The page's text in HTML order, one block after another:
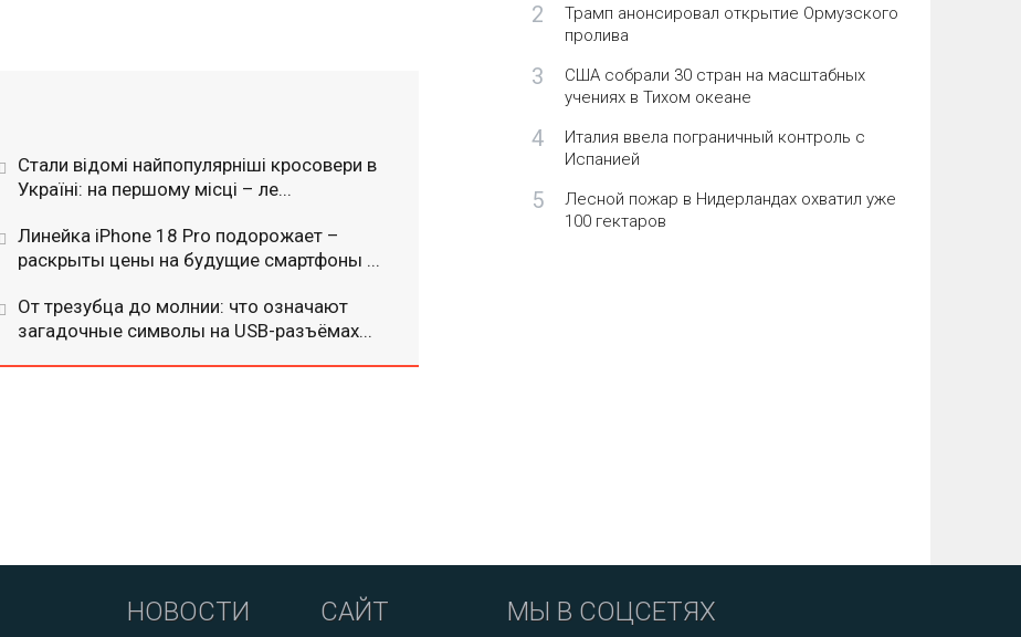
Стали відомі найпопулярніші кросовери в
Україні: на першому місці – ле...
Линейка iPhone 18 Pro подорожает –
раскрыты цены на будущие смартфоны ...
От трезубца до молнии: что означают
загадочные символы на USB-разъёмах...
2
Трамп анонсировал открытие Ормузского
пролива
3
США собрали 30 стран на масштабных
учениях в Тихом океане
4
Италия ввела пограничный контроль с
Испанией
5
Лесной пожар в Нидерландах охватил уже
100 гектаров
НОВОСТИ САЙТ МЫ В СОЦСЕТЯХ